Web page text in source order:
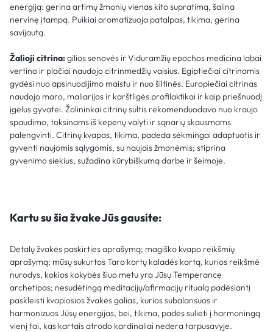
energiją: gerina artimų žmonių vienas kito supratimą, šalina
nervinę įtampą. Puikiai aromatizuoja patalpas, tikima, gerina
savijautą.
Žalioji citrina:gilios senovės ir Viduramžių epochos medicina labai
vertino ir plačiai naudojo citrinmedžių vaisius. Egiptiečiai citrinomis
gydėsi nuo apsinuodijimo maistu ir nuo šiltinės. Europiečiai citrinas
naudojo maro, maliarijos ir karštligės profilaktikai ir kaip priešnuodį
įgėlus gyvatei. Žolininkai citrinų sultis rekomenduodavo nuo kraujo
spaudimo, toksinams iš kepenų valyti ir sąnarių skausmams
palengvinti. Citrinų kvapas, tikima, padeda sėkmingai adaptuotis ir
gyventi naujomis sąlygomis, su naujais žmonėmis; stiprina
gyvenimo siekius, sužadina kūrybiškumą darbe ir šeimoje.
Kartu su šia žvake Jūs gausite:
Detalų žvakės paskirties aprašymą; magiško kvapo reikšmių
aprašymą; mūsų sukurtos Taro kortų kaladės kortą, kurios reikšmė
nurodys, kokios kokybės šiuo metu yra Jūsų Temperance
archetipas; nesudėtingą meditacijų/afirmacijų ritualą padėsiantį
paskleisti kvapiosios žvakės galias, kurios subalansuos ir
harmonizuos Jūsų energijas, bei, tikima, padės sulieti į harmoningą
vienį tai, kas kartais atrodo kardinaliai nedera tarpusavyje.